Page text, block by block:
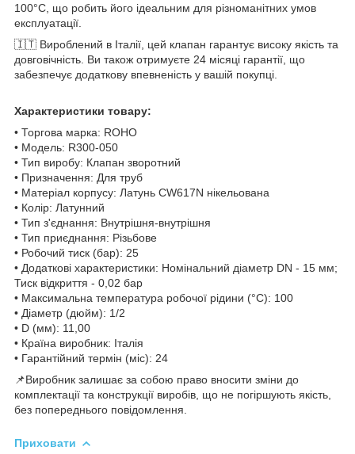
100°C, що робить його ідеальним для різноманітних умов
експлуатації.
🇮🇹 Вироблений в Італії, цей клапан гарантує високу якість та
довговічність. Ви також отримуєте 24 місяці гарантії, що
забезпечує додаткову впевненість у вашій покупці.
Характеристики товару:
• Торгова марка: ROHO
• Модель: R300-050
• Тип виробу: Клапан зворотний
• Призначення: Для труб
• Матеріал корпусу: Латунь CW617N нікельована
• Колір: Латунний
• Тип з'єднання: Внутрішня-внутрішня
• Тип приєднання: Різьбове
• Робочий тиск (бар): 25
• Додаткові характеристики: Номінальний діаметр DN - 15 мм;
Тиск відкриття - 0,02 бар
• Максимальна температура робочої рідини (°C): 100
• Діаметр (дюйм): 1/2
• D (мм): 11,00
• Країна виробник: Італія
• Гарантійний термін (міс): 24
📌Виробник залишає за собою право вносити зміни до
комплектації та конструкції виробів, що не погіршують якість,
без попереднього повідомлення.
Приховати